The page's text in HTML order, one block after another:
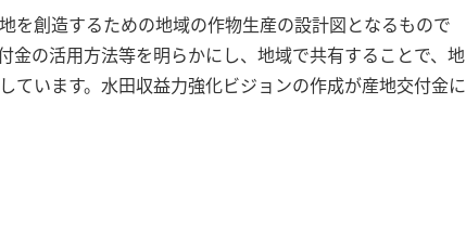
創造するための地域の作物生産の設計図となるもので
金の活用方法等を明らかにし、地域で共有することで、地
ています。水田収益力強化ビジョンの作成が産地交付金に